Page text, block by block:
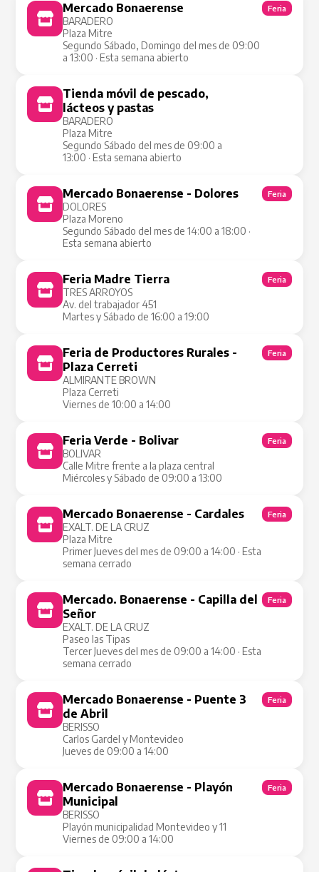
Mercado Bonaerense
BARADERO
Plaza Mitre
Segundo Sábado, Domingo del mes de 09:00
a 13:00 · Esta semana abierto
Feria
Tienda móvil de pescado,
lácteos y pastas
BARADERO
Plaza Mitre
Segundo Sábado del mes de 09:00 a
13:00 · Esta semana abierto
Mercado Bonaerense - Dolores
DOLORES
Plaza Moreno
Segundo Sábado del mes de 14:00 a 18:00 ·
Esta semana abierto
Feria
Feria Madre Tierra
TRES ARROYOS
Av. del trabajador 451
Martes y Sábado de 16:00 a 19:00
Feria
Feria de Productores Rurales -
Plaza Cerreti
ALMIRANTE BROWN
Plaza Cerreti
Viernes de 10:00 a 14:00
Feria
Feria Verde - Bolivar
BOLIVAR
Calle Mitre frente a la plaza central
Miércoles y Sábado de 09:00 a 13:00
Feria
Mercado Bonaerense - Cardales
EXALT. DE LA CRUZ
Plaza Mitre
Primer Jueves del mes de 09:00 a 14:00 · Esta
semana cerrado
Feria
Mercado. Bonaerense - Capilla del
Señor
EXALT. DE LA CRUZ
Paseo las Tipas
Tercer Jueves del mes de 09:00 a 14:00 · Esta
semana cerrado
Feria
Mercado Bonaerense - Puente 3
de Abril
BERISSO
Carlos Gardel y Montevideo
Jueves de 09:00 a 14:00
Feria
Mercado Bonaerense - Playón
Municipal
BERISSO
Playón municipalidad Montevideo y 11
Viernes de 09:00 a 14:00
Feria